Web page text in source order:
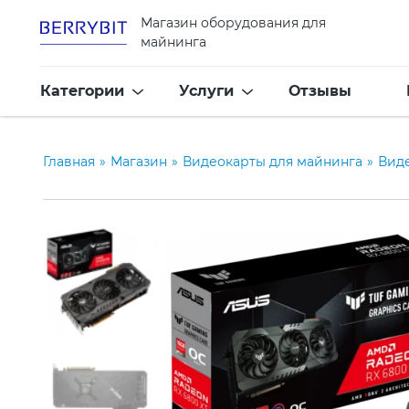
Магазин оборудования для
майнинга
Категории Услуги Отзывы
Главная » Магазин » Видеокарты для майнинга »